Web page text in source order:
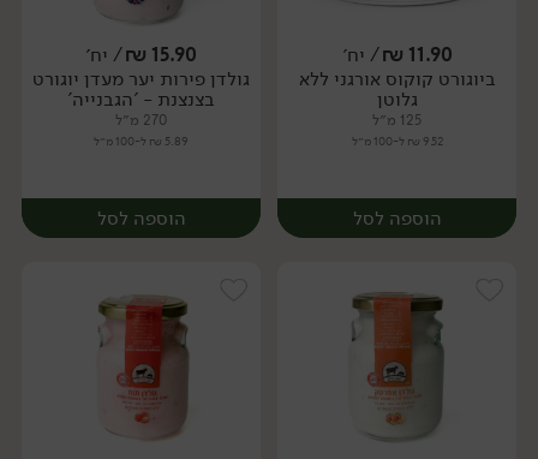
יח׳ יח׳
11.90
₪/ יח׳
ביוגורט קוקוס אורגני ללא
גלוטן
125 מ״ל
9.52 ₪ ל-100 מ״ל
הוספה לסל
15.90
₪/ יח׳
גולדן פירות יער מעדן יוגורט
בצנצנת - 'הגבנייה'
270 מ״ל
5.89 ₪ ל-100 מ״ל
הוספה לסל